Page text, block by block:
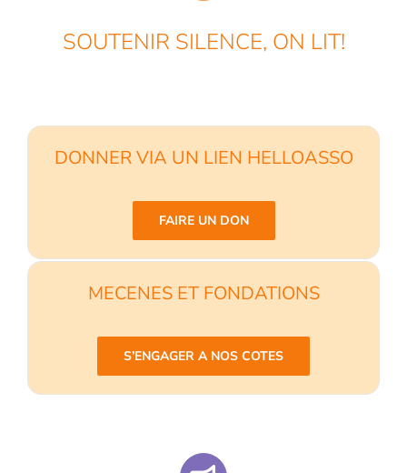
SOUTENIR SILENCE, ON LIT!
DONNER VIA UN LIEN HELLOASSO
FAIRE UN DON
MECENES ET FONDATIONS
S’ENGAGER A NOS COTES